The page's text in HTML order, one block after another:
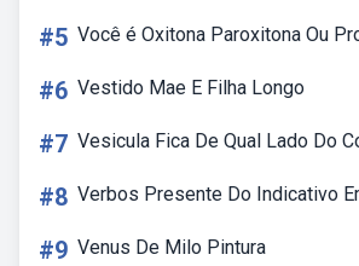
#5 Você é Oxitona Paroxitona Ou
#6 Vestido Mae E Filha Longo
#7 Vesicula Fica De Qual Lado Do
#8 Verbos Presente Do Indicativo
#9 Venus De Milo Pintura